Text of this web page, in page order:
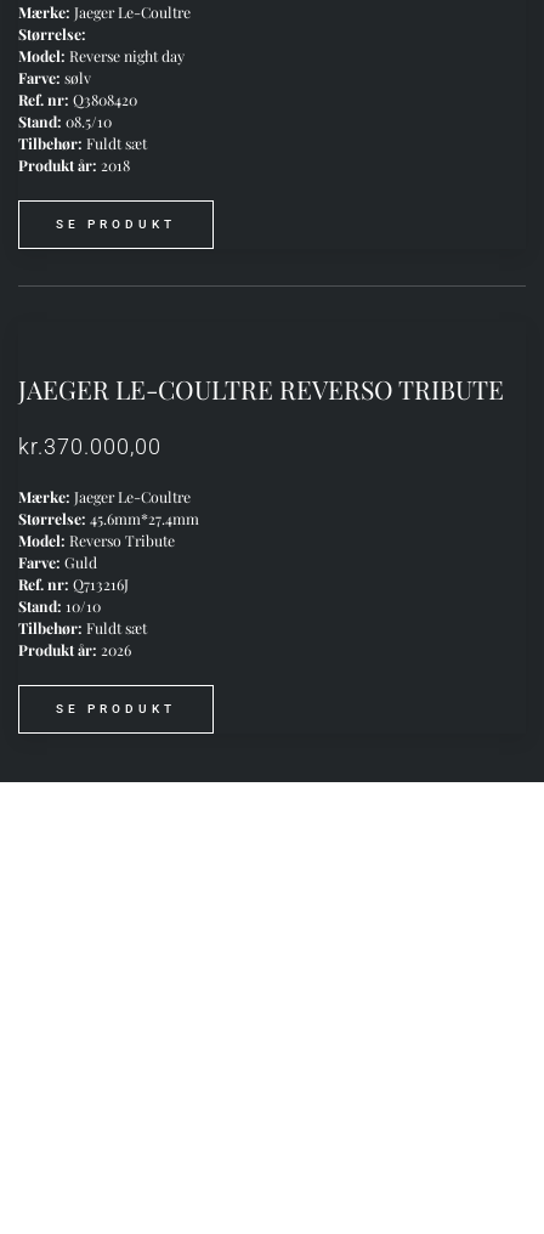
Mærke: Jaeger Le-Coultre
Størrelse:
Model: Reverse night day
Farve: sølv
Ref. nr: Q3808420
Stand: 08.5/10
Tilbehør: Fuldt sæt
Produkt år: 2018
SE PRODUKT
JAEGER LE-COULTRE REVERSO TRIBUTE
kr.370.000,00
Mærke: Jaeger Le-Coultre
Størrelse: 45.6mm*27.4mm
Model: Reverso Tribute
Farve: Guld
Ref. nr: Q713216J
Stand: 10/10
Tilbehør: Fuldt sæt
Produkt år: 2026
SE PRODUKT